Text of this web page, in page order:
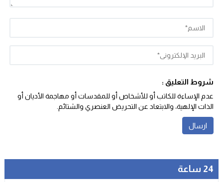
شروط التعليق :
عدم الإساءة للكاتب أو للأشخاص أو للمقدسات أو مهاجمة الأديان أو
الذات الإلهية، والابتعاد عن التحريض العنصري والشتائم‬.
24 ساعة